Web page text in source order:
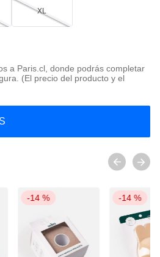
XL
a Paris.cl, donde podrás completar
(El precio del producto y el
-14 % -14 %